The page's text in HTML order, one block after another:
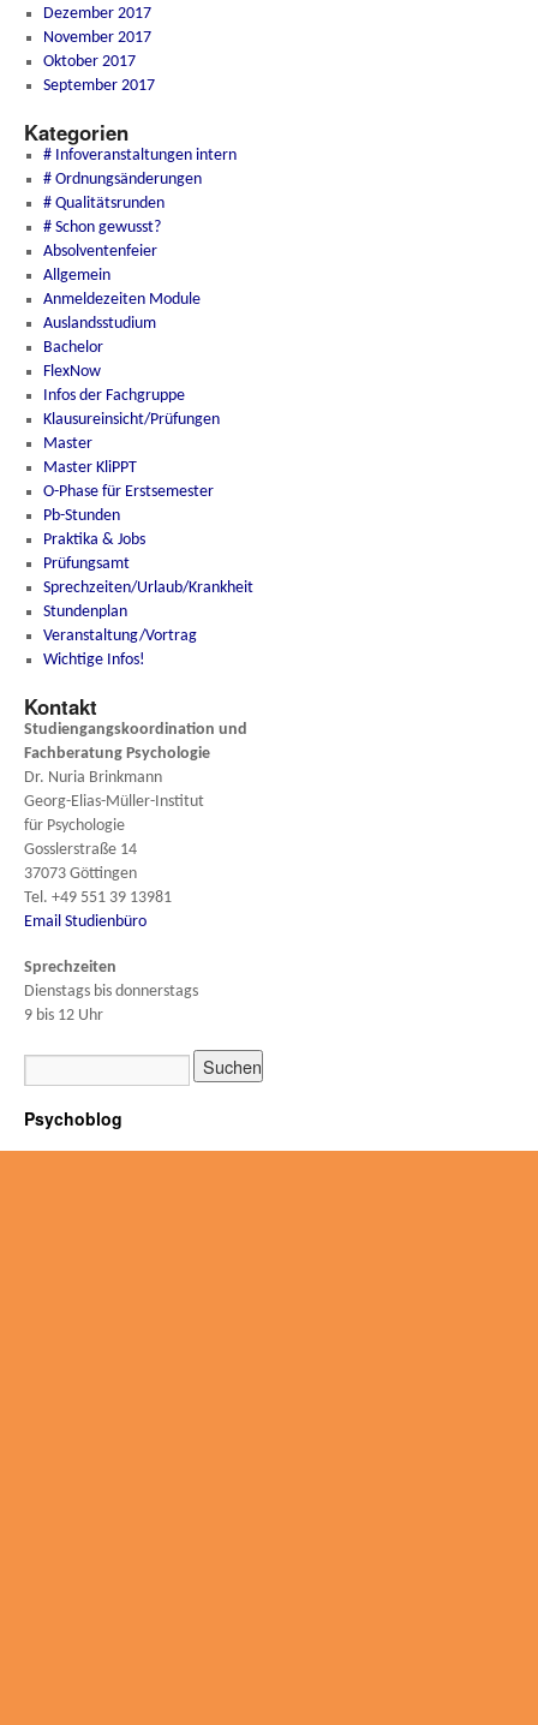
Dezember 2017
November 2017
Oktober 2017
September 2017
Kategorien
# Infoveranstaltungen intern
# Ordnungsänderungen
# Qualitätsrunden
# Schon gewusst?
Absolventenfeier
Allgemein
Anmeldezeiten Module
Auslandsstudium
Bachelor
FlexNow
Infos der Fachgruppe
Klausureinsicht/Prüfungen
Master
Master KliPPT
O-Phase für Erstsemester
Pb-Stunden
Praktika & Jobs
Prüfungsamt
Sprechzeiten/Urlaub/Krankheit
Stundenplan
Veranstaltung/Vortrag
Wichtige Infos!
Kontakt
Studiengangskoordination und
Fachberatung Psychologie
Dr. Nuria Brinkmann
Georg-Elias-Müller-Institut
für Psychologie
Gosslerstraße 14
37073 Göttingen
Tel. +49 551 39 13981
Email Studienbüro
Sprechzeiten
Dienstags bis donnerstags
9 bis 12 Uhr
Psychoblog